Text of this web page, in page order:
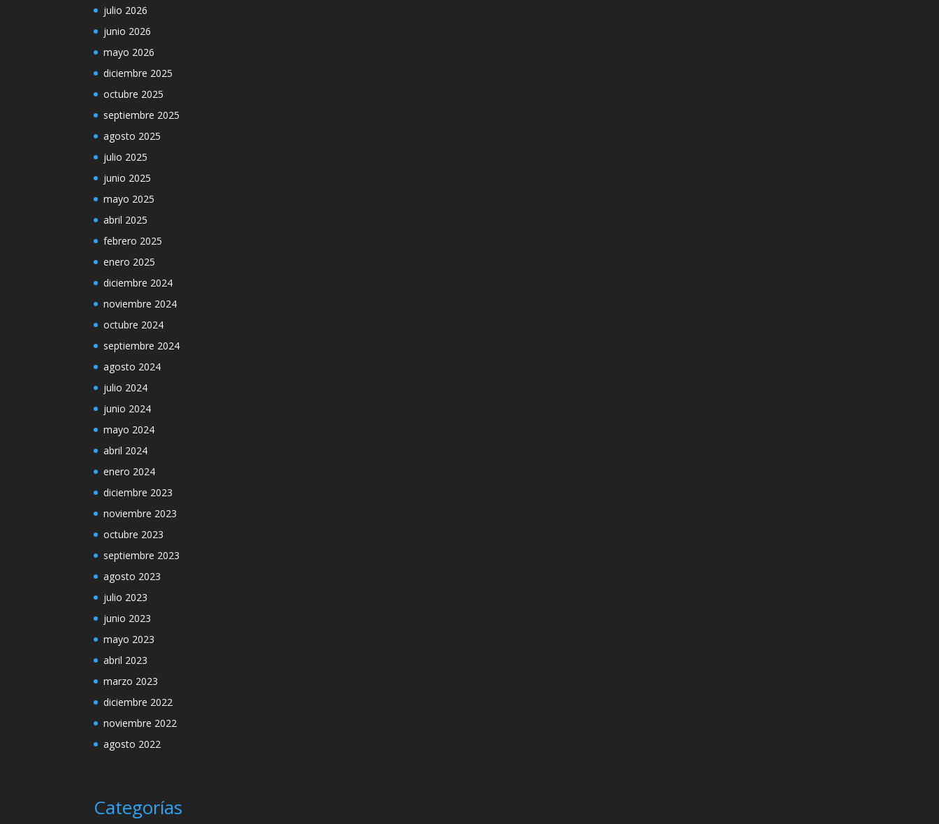
julio 2026
junio 2026
mayo 2026
diciembre 2025
octubre 2025
septiembre 2025
agosto 2025
julio 2025
junio 2025
mayo 2025
abril 2025
febrero 2025
enero 2025
diciembre 2024
noviembre 2024
octubre 2024
septiembre 2024
agosto 2024
julio 2024
junio 2024
mayo 2024
abril 2024
enero 2024
diciembre 2023
noviembre 2023
octubre 2023
septiembre 2023
agosto 2023
julio 2023
junio 2023
mayo 2023
abril 2023
marzo 2023
diciembre 2022
noviembre 2022
agosto 2022
Categorías